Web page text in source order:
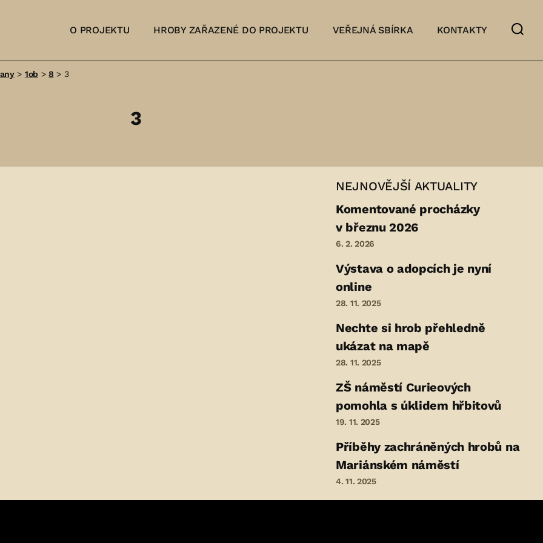
O PROJEKTU HROBY ZAŘAZENÉ DO PROJEKTU VEŘEJNÁ SBÍRKA KONTAKTY
> 1ob >8 > 3
3
NEJNOVĚJŠÍ AKTUALITY
Komentované procházky
v březnu 2026
6. 2. 2026
Výstava o adopcích je nyní
online
28. 11. 2025
Nechte si hrob přehledně
ukázat na mapě
28. 11. 2025
ZŠ náměstí Curieových
pomohla s úklidem hřbitovů
19. 11. 2025
Příběhy zachráněných hrobů na
Mariánském náměstí
4. 11. 2025